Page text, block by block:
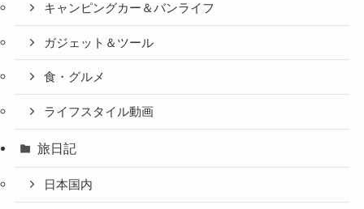
キャンピングカー＆バンライフ
ガジェット＆ツール
食・グルメ
ライフスタイル動画
旅日記
日本国内